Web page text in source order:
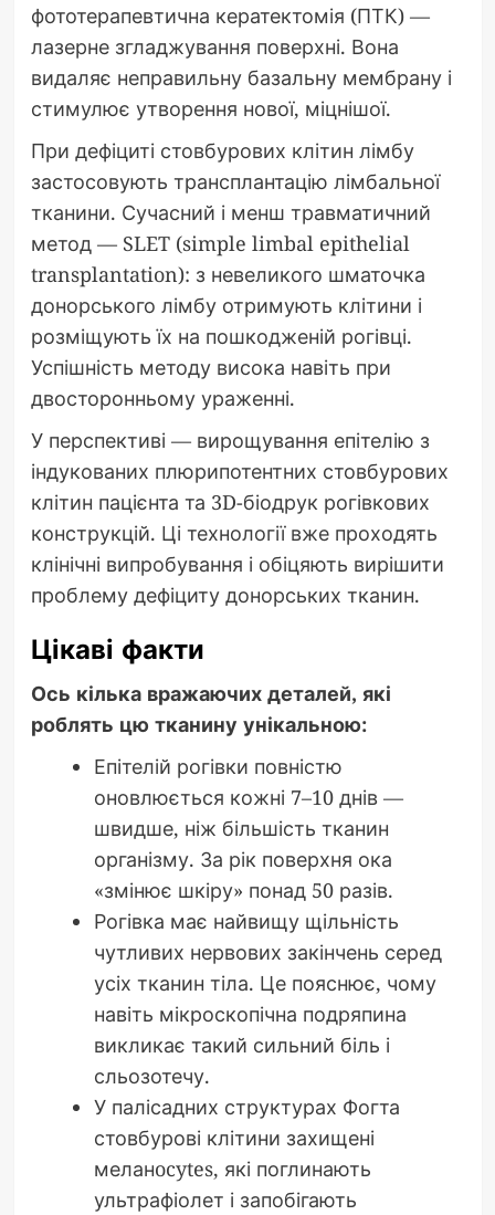
фототерапевтична кератектомія (ПТК) —
лазерне згладжування поверхні. Вона
видаляє неправильну базальну мембрану і
стимулює утворення нової, міцнішої.
При дефіциті стовбурових клітин лімбу
застосовують трансплантацію лімбальної
тканини. Сучасний і менш травматичний
метод — SLET (simple limbal epithelial
transplantation): з невеликого шматочка
донорського лімбу отримують клітини і
розміщують їх на пошкодженій рогівці.
Успішність методу висока навіть при
двосторонньому ураженні.
У перспективі — вирощування епітелію з
індукованих плюрипотентних стовбурових
клітин пацієнта та 3D-біодрук рогівкових
конструкцій. Ці технології вже проходять
клінічні випробування і обіцяють вирішити
проблему дефіциту донорських тканин.
Цікаві факти
Ось кілька вражаючих деталей, які
роблять цю тканину унікальною:
Епітелій рогівки повністю
оновлюється кожні 7–10 днів —
швидше, ніж більшість тканин
організму. За рік поверхня ока
«змінює шкіру» понад 50 разів.
Рогівка має найвищу щільність
чутливих нервових закінчень серед
усіх тканин тіла. Це пояснює, чому
навіть мікроскопічна подряпина
викликає такий сильний біль і
сльозотечу.
У палісадних структурах Фогта
стовбурові клітини захищені
меланocytes, які поглинають
ультрафіолет і запобігають